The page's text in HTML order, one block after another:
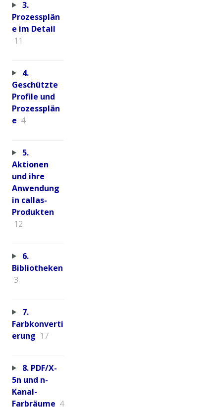
3.
Prozessplän
e im Detail
11
4.
Geschützte
Profile und
Prozessplän
e 4
5.
Aktionen
und ihre
Anwendung
in callas-
Produkten
12
6.
Bibliotheken
3
7.
Farbkonverti
erung 17
8. PDF/X-
5n und n-
Kanal-
Farbräume 4